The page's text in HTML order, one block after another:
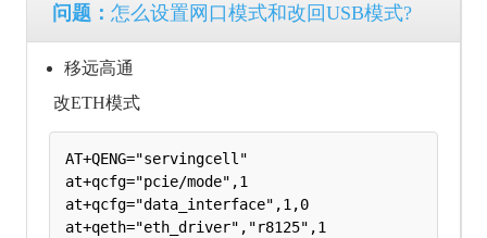
问题： 怎么设置网口模式和改回USB模式?
移远高通
改ETH模式
AT+QENG="servingcell"
at+qcfg="pcie/mode",1
at+qcfg="data_interface",1,0
at+qeth="eth_driver","r8125",1